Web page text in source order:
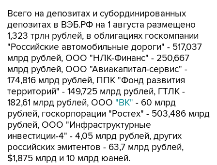
Всего на депозитах и субординированных
депозитах в ВЭБ.РФ на 1 августа размещено
1,323 трлн рублей, в облигациях госкомпании
"Российские автомобильные дороги" - 517,037
млрд рублей, ООО "НЛК-Финанс" - 250,667
млрд рублей, ООО "Авиакапитал-сервис" -
174,816 млрд рублей, ППК "Фонд развития
территорий" - 149,725 млрд рублей, ГТЛК -
182,61 млрд рублей, ООО "ВК" - 60 млрд
рублей, госкорпорации "Ростех" - 503,486 млрд
рублей, ООО "Инфраструктурные
инвестиции-4" - 4,05 млрд рублей, других
российских эмитентов - 63,7 млрд рублей,
$1,875 млрд и 10 млрд юаней.